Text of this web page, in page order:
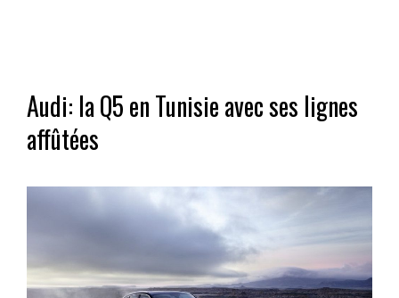
Audi: la Q5 en Tunisie avec ses lignes
affûtées